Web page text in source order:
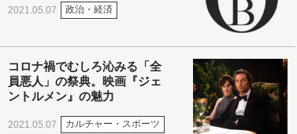
2021.05.07 政治・経済
コロナ禍でむしろ沁みる「全
員悪人」の祭典。映画『ジェ
ントルメン』の魅力
2021.05.07 カルチャー・スポーツ